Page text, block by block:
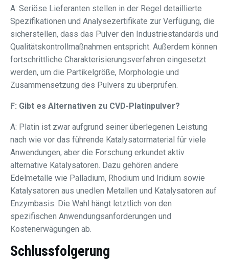
A: Seriöse Lieferanten stellen in der Regel detaillierte
Spezifikationen und Analysezertifikate zur Verfügung, die
sicherstellen, dass das Pulver den Industriestandards und
Qualitätskontrollmaßnahmen entspricht. Außerdem können
fortschrittliche Charakterisierungsverfahren eingesetzt
werden, um die Partikelgröße, Morphologie und
Zusammensetzung des Pulvers zu überprüfen.
F: Gibt es Alternativen zu CVD-Platinpulver?
A: Platin ist zwar aufgrund seiner überlegenen Leistung
nach wie vor das führende Katalysatormaterial für viele
Anwendungen, aber die Forschung erkundet aktiv
alternative Katalysatoren. Dazu gehören andere
Edelmetalle wie Palladium, Rhodium und Iridium sowie
Katalysatoren aus unedlen Metallen und Katalysatoren auf
Enzymbasis. Die Wahl hängt letztlich von den
spezifischen Anwendungsanforderungen und
Kostenerwägungen ab.
Schlussfolgerung